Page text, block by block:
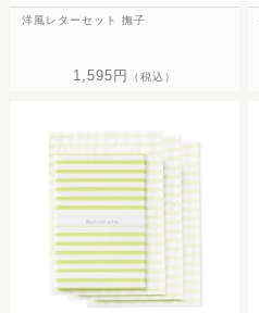
洋風レターセット 撫子
1,595円 （税込）